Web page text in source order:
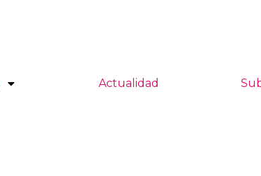
Actualidad